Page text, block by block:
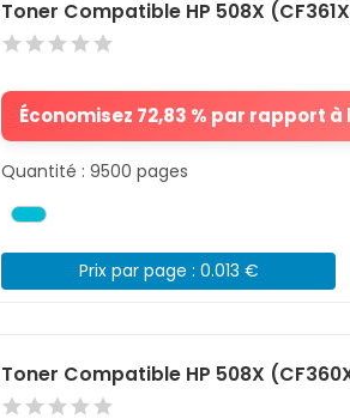
Toner Compatible HP 508X
Économisez 72,83 % par rapport
Quantité : 9500 pages
Prix par page : 0.013 €
Toner Compatible HP 508X